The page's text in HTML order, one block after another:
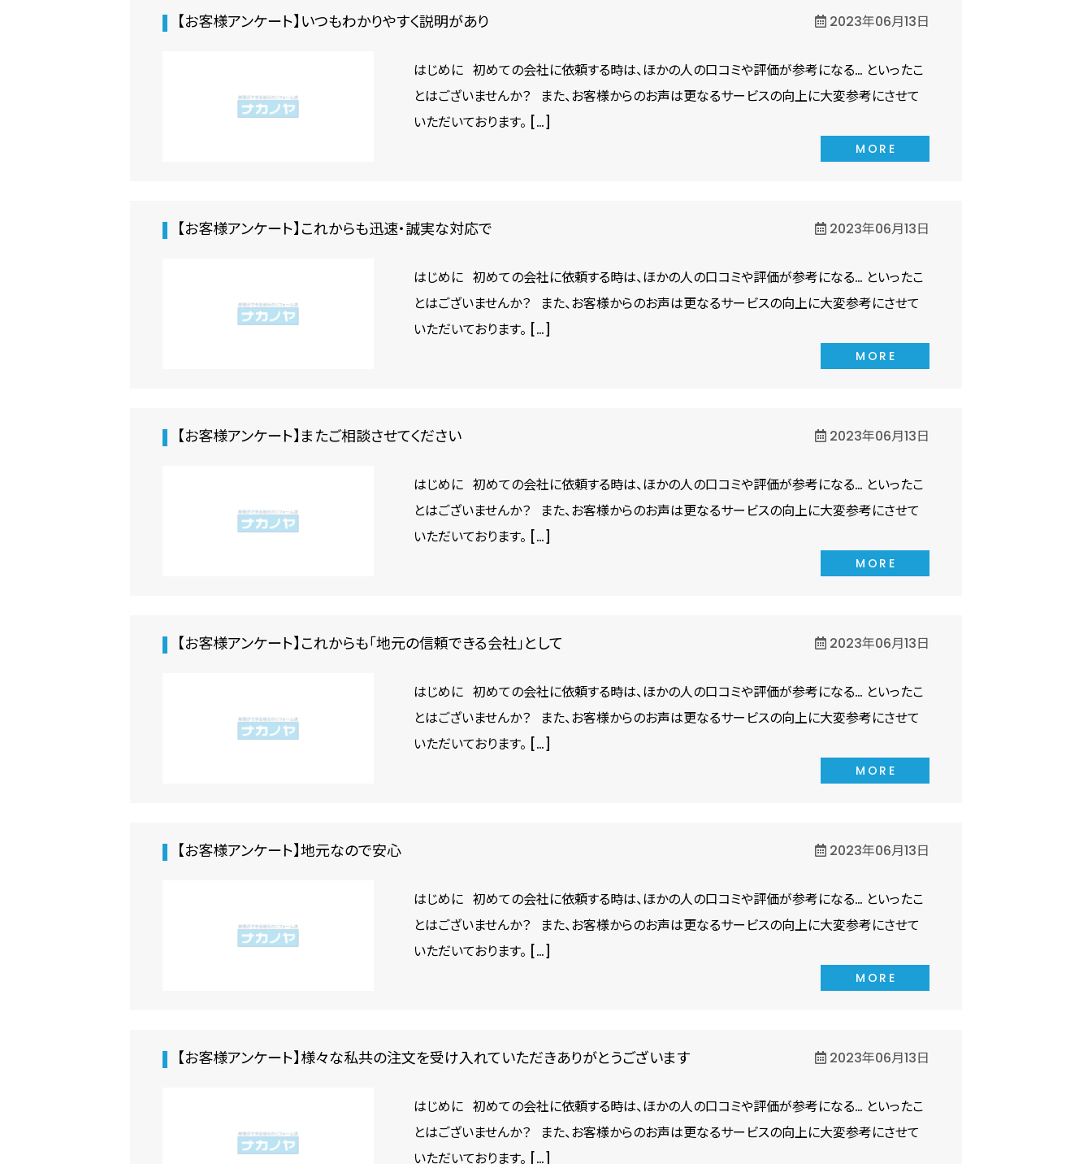
【お客様アンケート】いつもわかりやすく説明があり 2023年06月13日
はじめに 初めての会社に依頼する時は、ほかの人の口コミや評価が参考になる… といったこ
とはございませんか？ また、お客様からのお声は更なるサービスの向上に大変参考にさせて
いただいております。 […]
MORE
【お客様アンケート】これからも迅速・誠実な対応で 2023年06月13日
はじめに 初めての会社に依頼する時は、ほかの人の口コミや評価が参考になる… といったこ
とはございませんか？ また、お客様からのお声は更なるサービスの向上に大変参考にさせて
いただいております。 […]
MORE
【お客様アンケート】またご相談させてください 2023年06月13日
はじめに 初めての会社に依頼する時は、ほかの人の口コミや評価が参考になる… といったこ
とはございませんか？ また、お客様からのお声は更なるサービスの向上に大変参考にさせて
いただいております。 […]
MORE
【お客様アンケート】これからも「地元の信頼できる会社」として 2023年06月13日
はじめに 初めての会社に依頼する時は、ほかの人の口コミや評価が参考になる… といったこ
とはございませんか？ また、お客様からのお声は更なるサービスの向上に大変参考にさせて
いただいております。 […]
MORE
【お客様アンケート】地元なので安心 2023年06月13日
はじめに 初めての会社に依頼する時は、ほかの人の口コミや評価が参考になる… といったこ
とはございませんか？ また、お客様からのお声は更なるサービスの向上に大変参考にさせて
いただいております。 […]
MORE
【お客様アンケート】様々な私共の注文を受け入れていただきありがとうございます 2023年06月13日
はじめに 初めての会社に依頼する時は、ほかの人の口コミや評価が参考になる… といったこ
とはございませんか？ また、お客様からのお声は更なるサービスの向上に大変参考にさせて
いただいております。 […]